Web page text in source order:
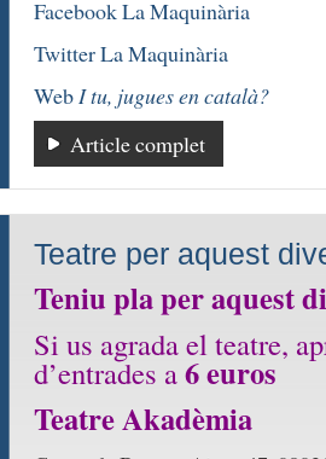
Facebook La Maquinària
Twitter La Maquinària
WebI tu, jugues en català?
Article complet
Teatre per aquest
Teniu pla per aquest
Si us agrada el teatre,
d’entrades a6 euros
Teatre Akadèmia